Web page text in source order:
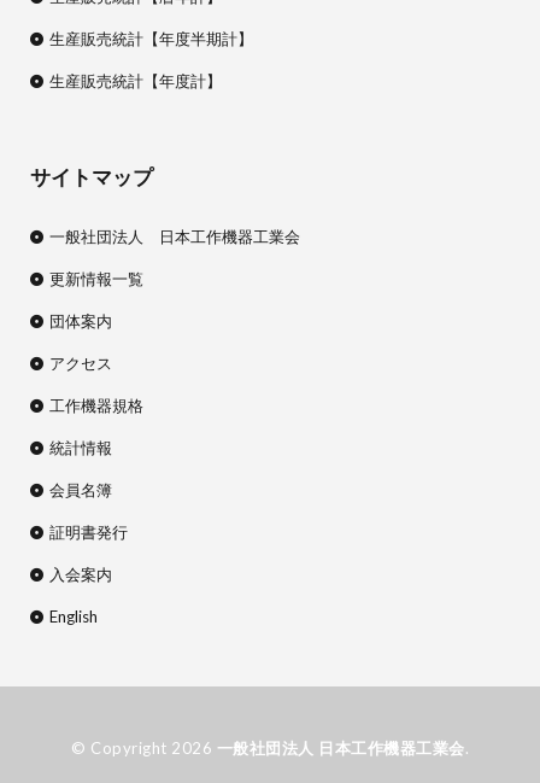
生産販売統計【年度半期計】
生産販売統計【年度計】
サイトマップ
一般社団法人 日本工作機器工業会
更新情報一覧
団体案内
アクセス
工作機器規格
統計情報
会員名簿
証明書発行
入会案内
English
© Copyright 2026 一般社団法人 日本工作機器工業会.